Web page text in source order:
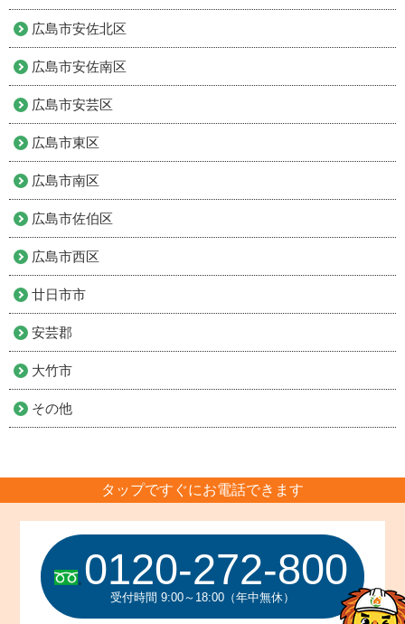
広島市安佐北区
広島市安佐南区
広島市安芸区
広島市東区
広島市南区
広島市佐伯区
広島市西区
廿日市市
安芸郡
大竹市
その他
タップですぐにお電話できます
0120-272-800
受付時間 9:00～18:00（年中無休）